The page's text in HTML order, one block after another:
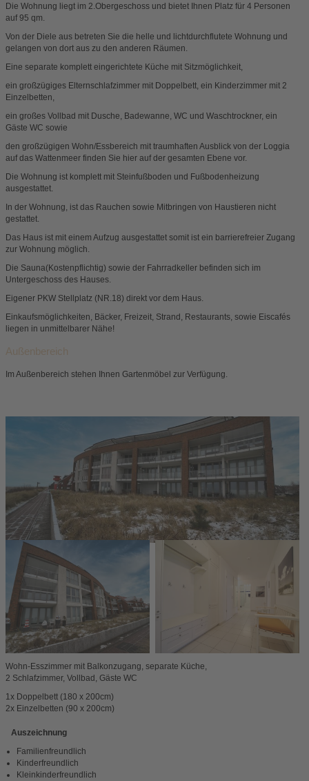
Die Wohnung liegt im 2.Obergeschoss und bietet Ihnen Platz für 4 Personen
auf 95 qm.
Von der Diele aus betreten Sie die helle und lichtdurchflutete Wohnung und
gelangen von dort aus zu den anderen Räumen.
Eine separate komplett eingerichtete Küche mit Sitzmöglichkeit,
ein großzügiges Elternschlafzimmer mit Doppelbett, ein Kinderzimmer mit 2
Einzelbetten,
ein großes Vollbad mit Dusche, Badewanne, WC und Waschtrockner, ein
Gäste WC sowie
den großzügigen Wohn/Essbereich mit traumhaften Ausblick von der Loggia
auf das Wattenmeer finden Sie hier auf der gesamten Ebene vor.
Die Wohnung ist komplett mit Steinfußboden und Fußbodenheizung
ausgestattet.
In der Wohnung, ist das Rauchen sowie Mitbringen von Haustieren nicht
gestattet.
Das Haus ist mit einem Aufzug ausgestattet somit ist ein barrierefreier Zugang
zur Wohnung möglich.
Die Sauna(Kostenpflichtig) sowie der Fahrradkeller befinden sich im
Untergeschoss des Hauses.
Eigener PKW Stellplatz (NR.18) direkt vor dem Haus.
Einkaufsmöglichkeiten, Bäcker, Freizeit, Strand, Restaurants, sowie Eiscafés
liegen in unmittelbarer Nähe!
Außenbereich
Im Außenbereich stehen Ihnen Gartenmöbel zur Verfügung.
Wohn-Esszimmer mit Balkonzugang, separate Küche,
2 Schlafzimmer, Vollbad, Gäste WC
1x Doppelbett (180 x 200cm)
2x Einzelbetten (90 x 200cm)
Auszeichnung
Familienfreundlich
Kinderfreundlich
Kleinkinderfreundlich